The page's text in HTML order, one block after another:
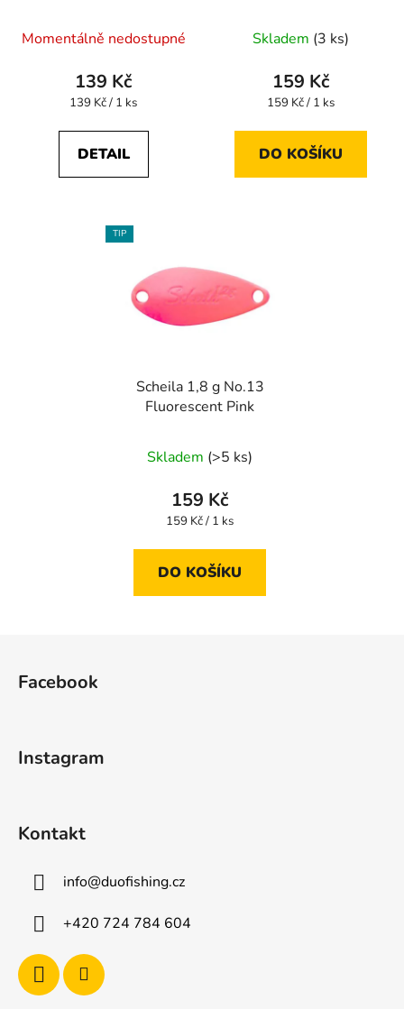
Momentálně nedostupné
139 Kč
Měrná
139 Kč / 1 ks
DETAIL
Skladem (3 ks)
159 Kč
Měrná
159 Kč / 1 ks
DO KOŠÍKU
TIP
Scheila 1,8 g No.13
Fluorescent Pink
Skladem (>5 ks)
159 Kč
Měrná
159 Kč / 1 ks
DO KOŠÍKU
Facebook
Instagram
Kontakt
info@duofishing.cz
+420 724 784 604